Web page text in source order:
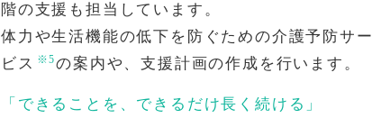
階の支援も担当しています。
体力や生活機能の低下を防ぐための介護予防サー
ビス ※5の案内や、支援計画の作成を行います。
「できることを、できるだけ長く続ける」